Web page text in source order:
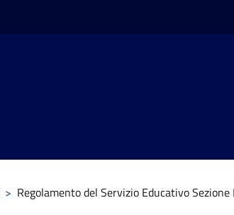
> Regolamento del Servizio Educativo